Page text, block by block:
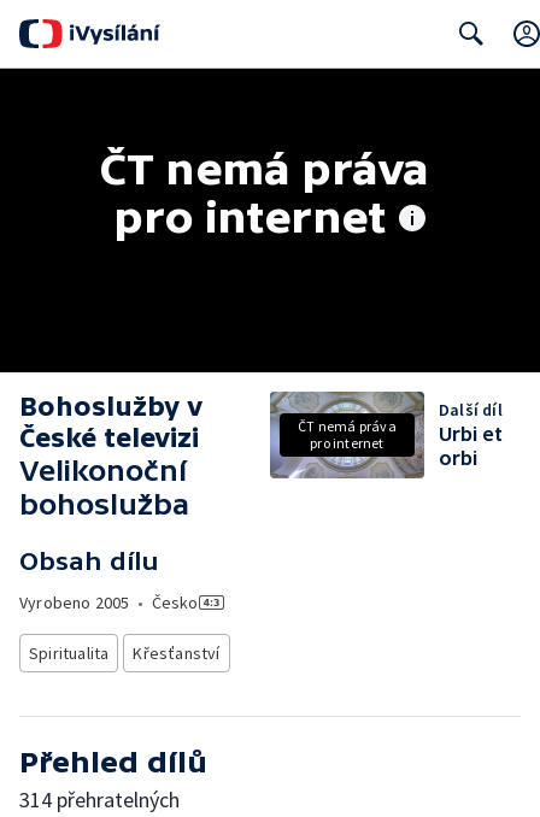
ČT nemá práva
pro internet
Bohoslužby v
České televizi
Velikonoční
bohoslužba
Obsah dílu
Vyrobeno 2005 • Česko
Spiritualita Křesťanství
ČT nemá práva
pro internet
Další díl
Urbi et
orbi
Přehled dílů
314 přehratelných